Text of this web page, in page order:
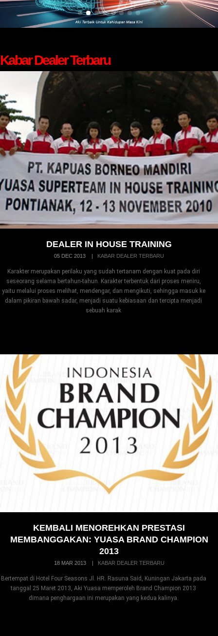
Kabar Dealer Terbaru
DEALER IN HOUSE TRAINING
05 DEC 2013 KABAR DEALER TERBARU
Karakter merupakan perilaku yang sudah tertanam dengan kuat pada diri
seseorang selama bertahun-tahun. Karakter terbentuk dari proses meniru,
yaitu melalui proses melihat, mendengar, dan mengikuti, sehingga masuk ke
dalam pikiran bawah sadar, menjadi suatu kebiasaan dan tercipta menjadi
sebuah karak
KEMBALI MENOREHKAN PRESTASI
MEMBANGGAKAN: YUASA BRAND CHAMPION
2013
18 MAR 2013 | KABAR DEALER TERBARU
Bertempat di Hotel Four Seasons Jl. HR. Rasuna Said, Kuningan Jakarta pada
tanggal 25 Maret 2013, Aki Yuasa memperoleh Brand Champion 2013
dimana penghargaan ini merupakan yang kedua kalinya.